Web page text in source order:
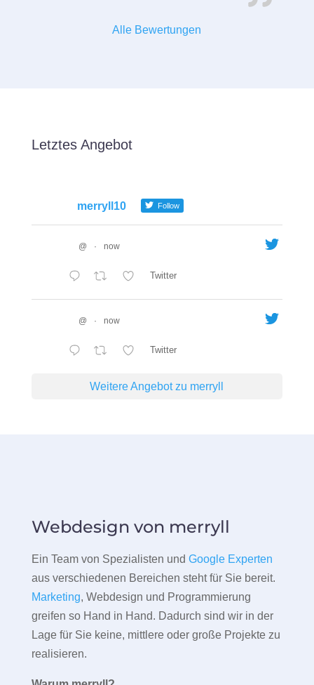
Alle Bewertungen
Letztes Angebot
merryll10 Follow
@ · now
Twitter
@ · now
Twitter
Weitere Angebot zu merryll
Webdesign von merryll
Ein Team von Spezialisten und Google Experten
aus verschiedenen Bereichen steht für Sie bereit.
Marketing, Webdesign und Programmierung
greifen so Hand in Hand. Dadurch sind wir in der
Lage für Sie keine, mittlere oder große Projekte zu
realisieren.